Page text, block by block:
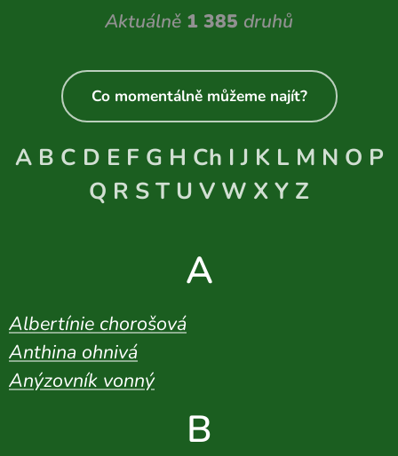
Aktuálně 1 385 druhů
Co momentálně můžeme najít?
A B C D E F G H Ch I J K L M N O P
Q R S T U V W X Y Z
A
Albertínie chorošová
Anthina ohnivá
Anýzovník vonný
B